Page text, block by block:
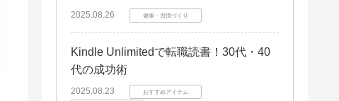
2025.08.26 健康・習慣づくり
Kindle Unlimitedで転職読書！30代・40
代の成功術
2025.08.23 おすすめアイテム